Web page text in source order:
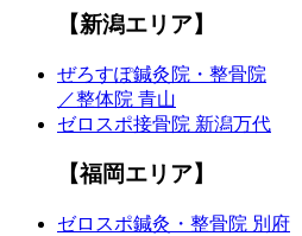
【新潟エリア】
ぜろすぽ鍼灸院・整骨院
／整体院 青山
ゼロスポ接骨院 新潟万代
【福岡エリア】
ゼロスポ鍼灸・整骨院 別府